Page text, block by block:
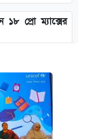
প্রো ম্যাক্সের
যা জানা গেল
সরকার
(৫ আগস্ট)